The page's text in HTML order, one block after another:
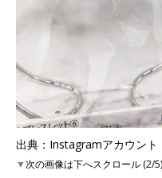
出典：Instagramアカウント
▼次の画像は下へスクロール (2/5)